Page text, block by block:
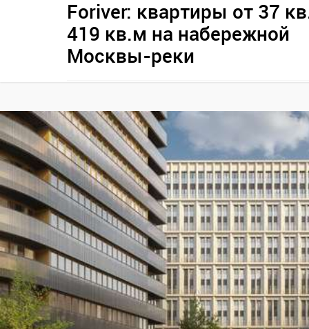
Foriver: квартиры от 37
419 кв.м на набережной
Москвы-реки